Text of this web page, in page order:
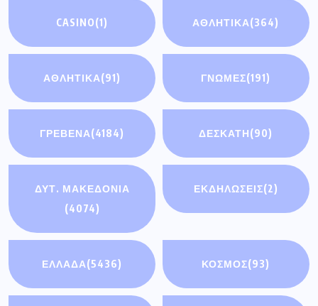
CASINO(1) ΑΘΛΗΤΙΚΑ(364)
ΑΘΛΗΤΙΚΆ(91) ΓΝΩΜΕΣ(191)
ΓΡΕΒΕΝΑ(4184) ΔΕΣΚΑΤΗ(90)
ΔΥΤ. ΜΑΚΕΔΟΝΙΑ
(4074)
ΕΚΔΗΛΩΣΕΙΣ(2)
ΕΛΛΑΔΑ(5436) ΚΟΣΜΟΣ(93)